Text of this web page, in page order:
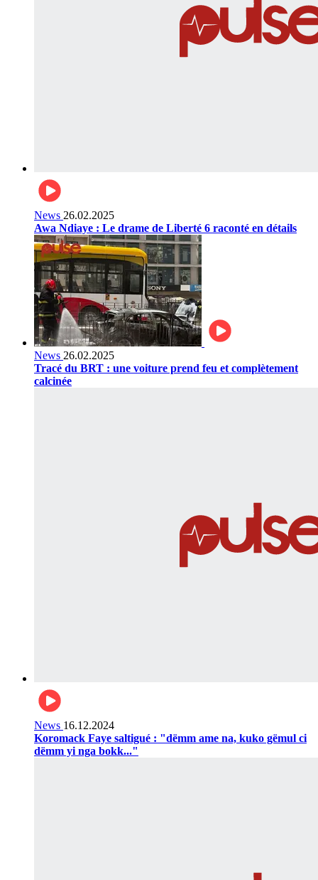
News 26.02.2025
Awa Ndiaye : Le drame de Liberté 6 raconté en détails
News 26.02.2025
Tracé du BRT : une voiture prend feu et complètement
calcinée
News 16.12.2024
Koromack Faye saltigué : "dëmm ame na, kuko gëmul ci
dëmm yi nga bokk..."